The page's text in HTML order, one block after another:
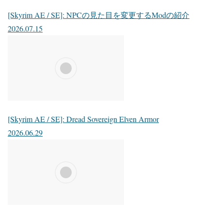
[Skyrim AE / SE]: NPCの見た目を変更するModの紹介
2026.07.15
[Skyrim AE / SE]: Dread Sovereign Elven Armor
2026.06.29